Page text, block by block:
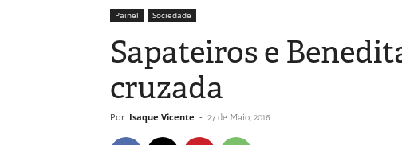
Painel Sociedade
Sapateiros e
cruzada
Por Isaque Vicente - 27 de Maio, 2016